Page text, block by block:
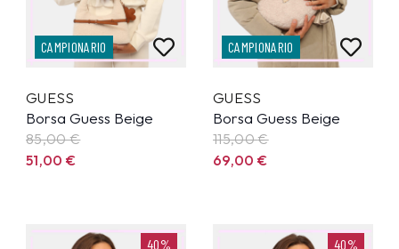
CAMPIONARIO
GUESS
Borsa Guess Beige
85,00€
51,00€
CAMPIONARIO
GUESS
Borsa Guess Beige
115,00€
69,00€
40% 40%